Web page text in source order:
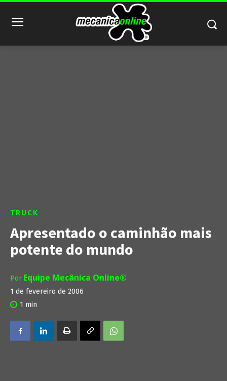
TRUCK
Apresentado o caminhão mais
potente do mundo
Por Equipe Mecânica Online®
1 de fevereiro de 2006
1 min